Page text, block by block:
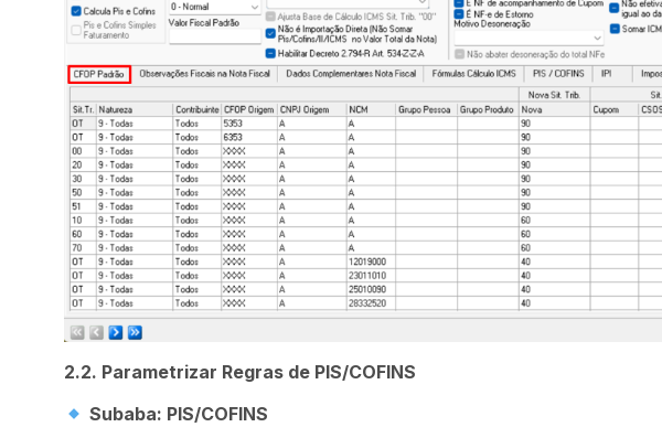
2.2. Parametrizar Regras de PIS/COFINS
Subaba: PIS/COFINS